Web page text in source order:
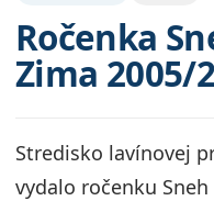
Ročenka
Zima 2005/
Stredisko lavínovej
vydalo ročenku